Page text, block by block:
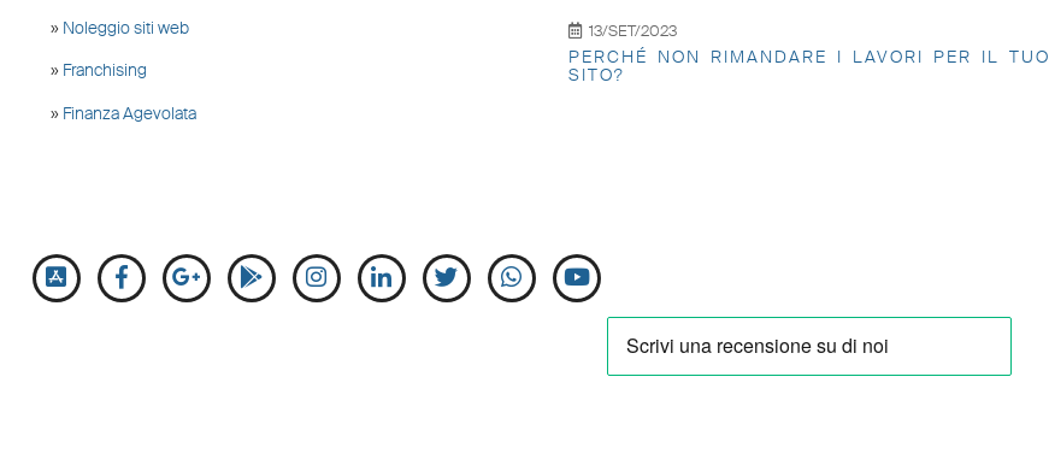
» Noleggio siti web
» Franchising
» Finanza Agevolata
13/SET/2023
PERCHÉ NON RIMANDARE I LAVORI PER IL TUO
SITO?